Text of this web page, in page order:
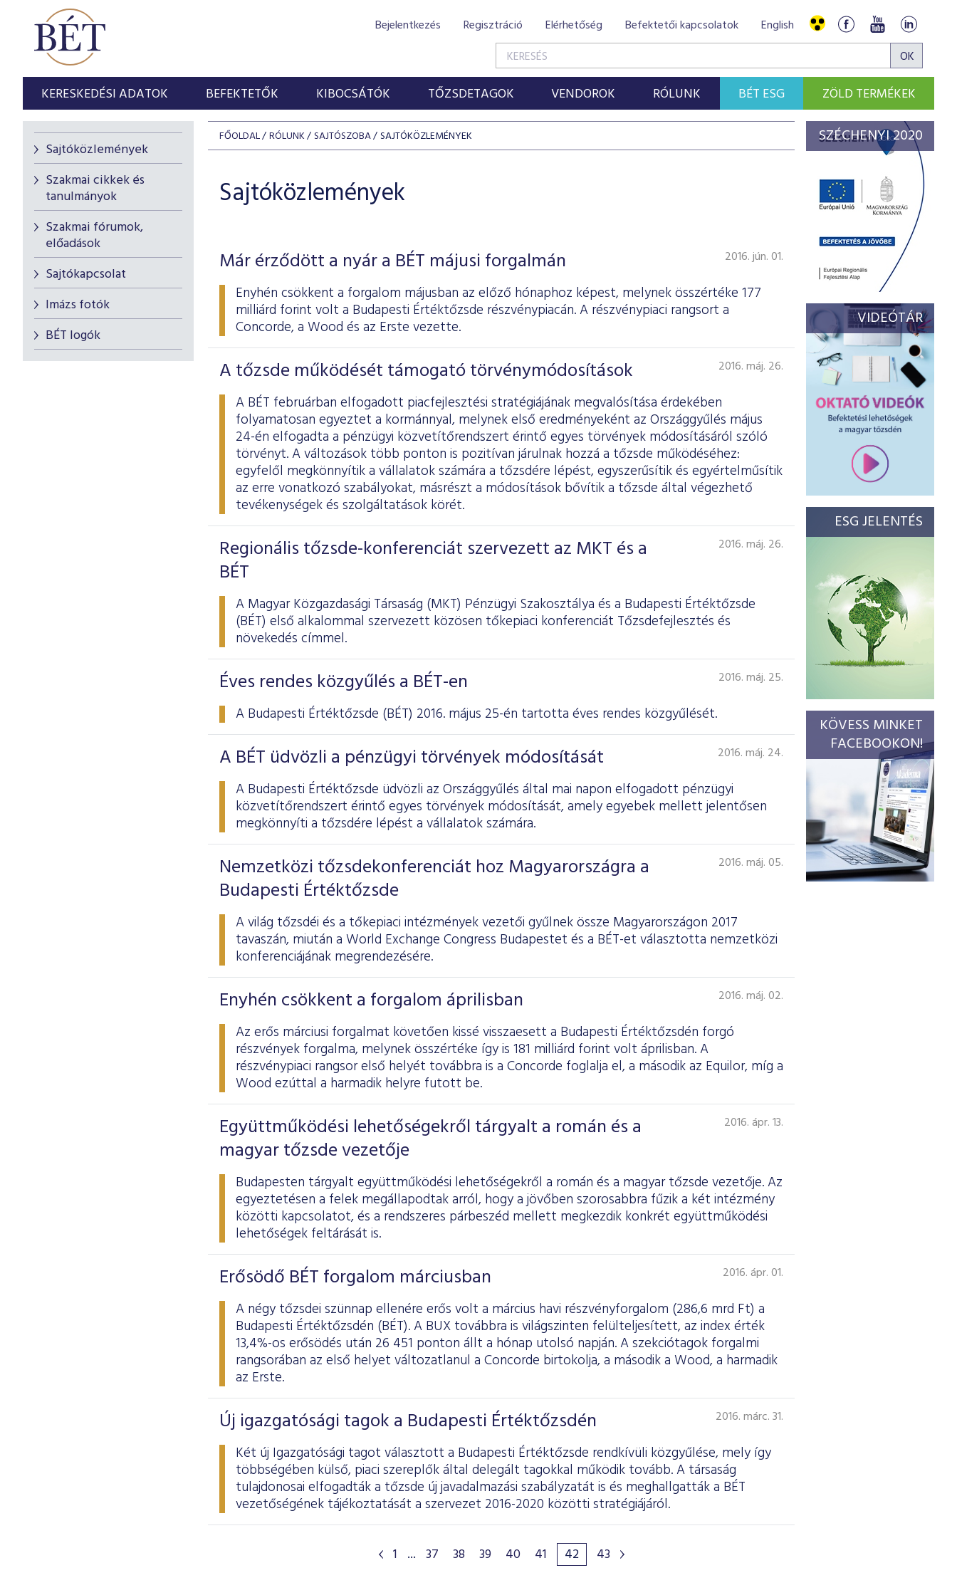
Bejelentkezés Regisztráció Elérhetőség Befektetői kapcsolatok English
KERESKEDÉSI ADATOK BEFEKTETŐK KIBOCSÁTÓK TŐZSDETAGOK VENDOROK RÓLUNK BÉT ESG ZÖLD TERMÉKEK
Sajtóközlemények
Szakmai cikkek és
tanulmányok
Szakmai fórumok,
előadások
Sajtókapcsolat
Imázs fotók
BÉT logók
FŐOLDAL RÓLUNK SAJTÓSZOBA SAJTÓKÖZLEMÉNYEK
Sajtóközlemények
Már érződött a nyár a BÉT májusi forgalmán 2016. jún. 01.
Enyhén csökkent a forgalom májusban az előző hónaphoz képest, melynek összértéke 177
milliárd forint volt a Budapesti Értéktőzsde részvénypiacán. A részvénypiaci rangsort a
Concorde, a Wood és az Erste vezette.
A tőzsde működését támogató törvénymódosítások 2016. máj. 26.
A BÉT februárban elfogadott piacfejlesztési stratégiájának megvalósítása érdekében
folyamatosan egyeztet a kormánnyal, melynek első eredményeként az Országgyűlés május
24-én elfogadta a pénzügyi közvetítőrendszert érintő egyes törvények módosításáról szóló
törvényt. A változások több ponton is pozitívan járulnak hozzá a tőzsde működéséhez:
egyfelől megkönnyítik a vállalatok számára a tőzsdére lépést, egyszerűsítik és egyértelműsítik
az erre vonatkozó szabályokat, másrészt a módosítások bővítik a tőzsde által végezhető
tevékenységek és szolgáltatások körét.
Regionális tőzsde-konferenciát szervezett az MKT és a
BÉT
2016. máj. 26.
A Magyar Közgazdasági Társaság (MKT) Pénzügyi Szakosztálya és a Budapesti Értéktőzsde
(BÉT) első alkalommal szervezett közösen tőkepiaci konferenciát Tőzsdefejlesztés és
növekedés címmel.
Éves rendes közgyűlés a BÉT-en 2016. máj. 25.
A Budapesti Értéktőzsde (BÉT) 2016. május 25-én tartotta éves rendes köz­gyűlését.
A BÉT üdvözli a pénzügyi törvények módosítását 2016. máj. 24.
A Budapesti Értéktőzsde üdvözli az Országgyűlés által mai napon elfogadott pénzügyi
közvetítőrendszert érintő egyes törvények módosítását, amely egyebek mellett jelentősen
megkönnyíti a tőzsdére lépést a vállalatok számára.
Nemzetközi tőzsdekonferenciát hoz Magyarországra a
Budapesti Értéktőzsde
2016. máj. 05.
A világ tőzsdéi és a tőkepiaci intézmények vezetői gyűlnek össze Magyarországon 2017
tavaszán, miután a World Exchange Congress Budapestet és a BÉT-et választotta nemzetközi
konferenciájának megrendezésére.
Enyhén csökkent a forgalom áprilisban 2016. máj. 02.
Az erős márciusi forgalmat követően kissé visszaesett a Budapesti Értéktőzsdén forgó
részvények forgalma, melynek összértéke így is 181 milliárd forint volt áprilisban. A
részvénypiaci rangsor első helyét továbbra is a Concorde foglalja el, a második az Equilor, míg a
Wood ezúttal a harmadik helyre futott be.
Együttműködési lehetőségekről tárgyalt a román és a
magyar tőzsde vezetője
2016. ápr. 13.
Budapesten tárgyalt együttműködési lehetőségekről a román és a magyar tőzsde vezetője. Az
egyeztetésen a felek megállapodtak arról, hogy a jövőben szorosabbra fűzik a két intézmény
közötti kapcsolatot, és a rendszeres párbeszéd mellett megkezdik konkrét együttműködési
lehetőségek feltárását is.
Erősödő BÉT forgalom márciusban 2016. ápr. 01.
A négy tőzsdei szünnap ellenére erős volt a március havi részvényforgalom (286,6 mrd Ft) a
Budapesti Értéktőzsdén (BÉT). A BUX továbbra is világszinten felülteljesített, az index érték
13,4%-os erősödés után 26 451 ponton állt a hónap utolsó napján. A szekciótagok forgalmi
rangsorában az első helyet változatlanul a Concorde birtokolja, a második a Wood, a harmadik
az Erste.
Új igazgatósági tagok a Budapesti Értéktőzsdén 2016. márc. 31.
Két új Igazgatósági tagot választott a Budapesti Értéktőzsde rendkívüli közgyűlése, mely így
többségében külső, piaci szereplők által delegált tagokkal működik tovább. A társaság
tulajdonosai elfogadták a tőzsde új javadalmazási szabályzatát is és meghallgatták a BÉT
vezetőségének tájékoztatását a szervezet 2016-2020 közötti stratégiájáról.
1 ... 37 38 39 40 41 42 43
SZÉCHENYI 2020
VIDEÓTÁR
ESG JELENTÉS
KÖVESS MINKET
FACEBOOKON!